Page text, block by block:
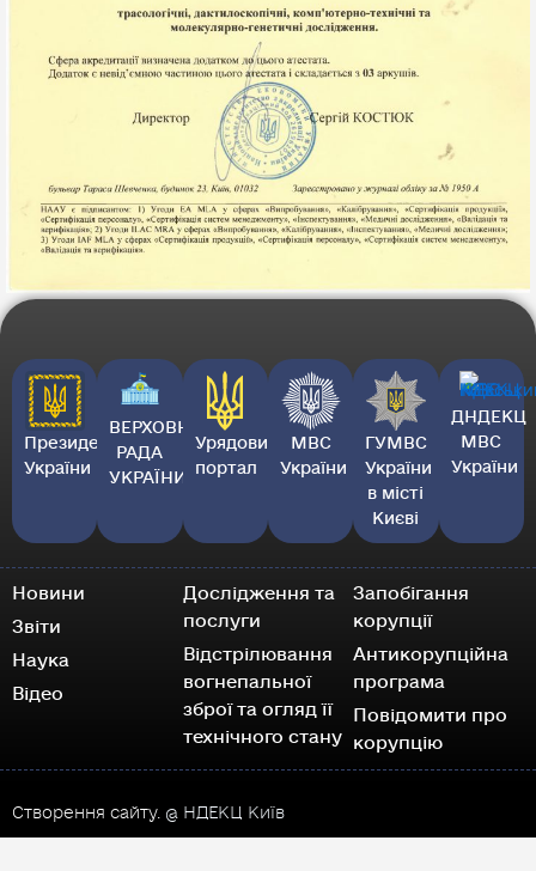
Президент
України
ВЕРХОВНА
РАДА
УКРАЇНИ
Урядовий
портал
МВС
України
ГУМВС
України
в місті
Києві
ДНДЕКЦ
МВС
України
Новини
Звіти
Наука
Відео
Дослідження та
послуги
Відстрілювання
вогнепальної
зброї та огляд її
технічного стану
Запобігання
корупції
Антикорупційна
програма
Повідомити про
корупцію
Створення сайту. @ НДЕКЦ Київ